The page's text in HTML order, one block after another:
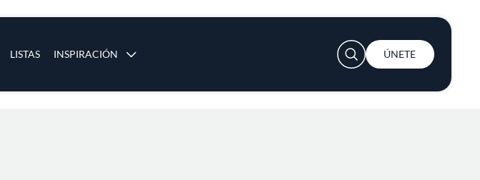
LISTAS INSPIRACIÓN
User account menu
ÚNETE